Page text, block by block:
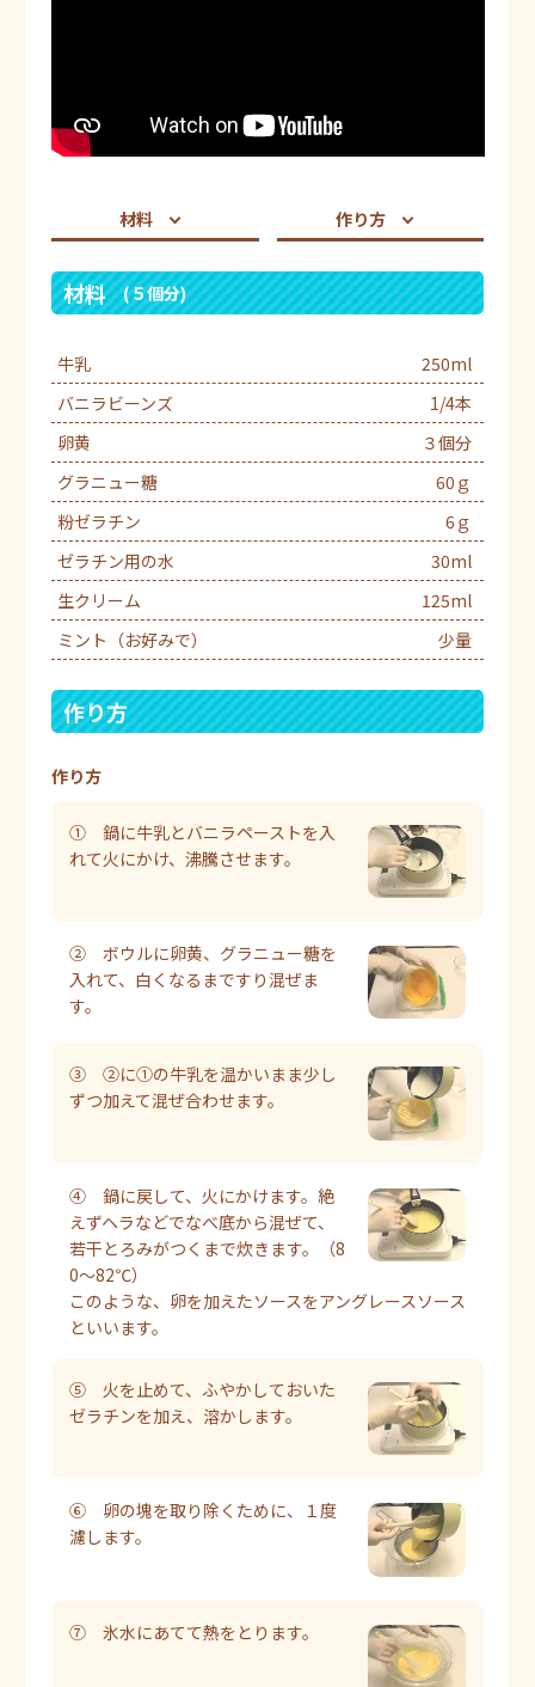
材料 作り方
材料 (５個分)
牛乳
250ml
バニラビーンズ
1/4本
卵黄
３個分
グラニュー糖
60ｇ
粉ゼラチン
6ｇ
ゼラチン用の水
30ml
生クリーム
125ml
ミント（お好みで）
少量
作り方
作り方
① 鍋に牛乳とバニラペーストを入
れて火にかけ、沸騰させます。
② ボウルに卵黄、グラニュー糖を
入れて、白くなるまですり混ぜま
す。
③ ②に①の牛乳を温かいまま少し
ずつ加えて混ぜ合わせます。
④ 鍋に戻して、火にかけます。絶
えずヘラなどでなべ底から混ぜて、
若干とろみがつくまで炊きます。（8
0～82℃）
このような、卵を加えたソースをアングレースソース
といいます。
⑤ 火を止めて、ふやかしておいた
ゼラチンを加え、溶かします。
⑥ 卵の塊を取り除くために、１度
濾します。
⑦ 氷水にあてて熱をとります。